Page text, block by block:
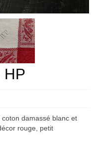
0,00€
HP
damassé blanc et
rouge, petit